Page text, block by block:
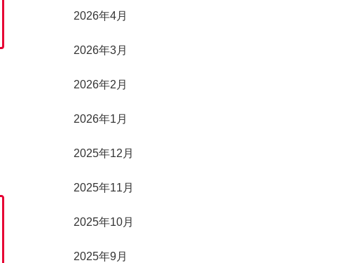
2026年4月
2026年3月
2026年2月
2026年1月
2025年12月
2025年11月
2025年10月
2025年9月